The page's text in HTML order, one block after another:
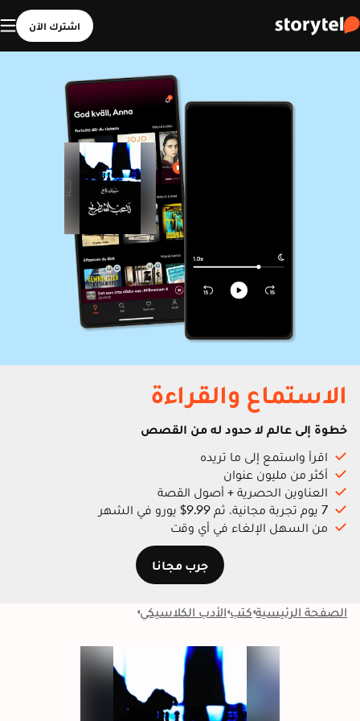
اشترك الآن
الاستماع والقراءة
خطوة إلى عالم لا حدود له من القصص
اقرأ واستمع إلى ما تريده
أكثر من مليون عنوان
العناوين الحصرية + أصول القصة
7 يوم تجربة مجانية، ثم 9.99$ يورو في الشهر
من السهل الإلغاء في أي وقت
جرب مجانا
الصفحة الرئيسية كتب الأدب الكلاسيكي